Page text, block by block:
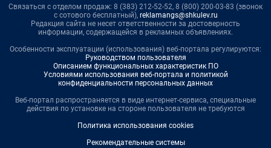
Связаться с отделом продаж: 8 (383) 212-52-52, 8 (800) 200-03-83 (звонок
с сотового бесплатный), reklamangs@shkulev.ru
Редакция сайта не несет ответственности за достоверность
информации, содержащейся в рекламных объявлениях.
Особенности эксплуатации (использования) веб-портала регулируются:
Руководством пользователя
Описанием функциональных характеристик ПО
Условиями использования веб-портала и политикой
конфиденциальности персональных данных
Веб-портал распространяется в виде интернет-сервиса, специальные
действия по установке на стороне пользователя не требуются
Политика использования cookies
Рекомендательные системы